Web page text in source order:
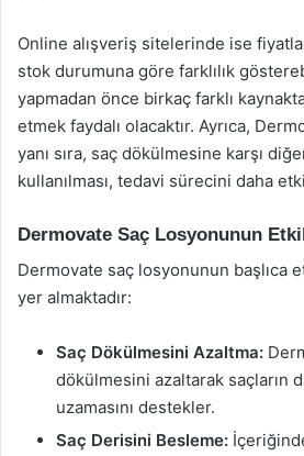
Online alışveriş sitelerinde ise
stok durumuna göre farklılık
yapmadan önce birkaç farklı
etmek faydalı olacaktır. Ayrıca,
yanı sıra, saç dökülmesine karşı
kullanılması, tedavi sürecini daha
Dermovate Saç Losyonunun
Dermovate saç losyonunun başlıca
yer almaktadır:
Saç Dökülmesini Azaltma:
dökülmesini azaltarak saçların
uzamasını destekler.
Saç Derisini Besleme: